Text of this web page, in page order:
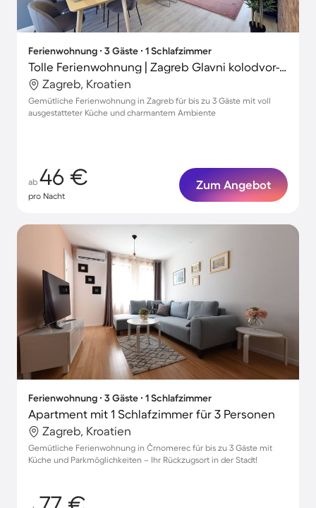
Ferienwohnung ∙ 3 Gäste ∙ 1 Schlafzimmer
Tolle Ferienwohnung | Zagreb Glavni kolodvor-Nähe | Stadtblick | Ideal für Homeoffice
Zagreb, Kroatien
Gemütliche Ferienwohnung in Zagreb für bis zu 3 Gäste mit voll
ausgestatteter Küche und charmantem Ambiente
ab 46 €
pro Nacht
Zum Angebot
Ferienwohnung ∙ 3 Gäste ∙ 1 Schlafzimmer
Apartment mit 1 Schlafzimmer für 3 Personen
Zagreb, Kroatien
Gemütliche Ferienwohnung in Črnomerec für bis zu 3 Gäste mit
Küche und Parkmöglichkeiten – Ihr Rückzugsort in der Stadt!